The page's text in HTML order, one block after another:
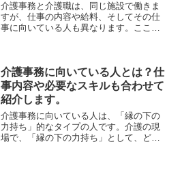
介護事務と介護職は、同じ施設で働きま
すが、仕事の内容や給料、そしてその仕
事に向いている人も異なります。ここで
介護事務に向いている人とは？仕
事内容や必要なスキルも合わせて
紹介します。
介護事務に向いている人は、「縁の下の
力持ち」的なタイプの人です。介護の現
場で、「縁の下の力持ち」として、どの